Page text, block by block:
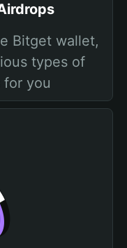
Bitget wallet,
types of
for you